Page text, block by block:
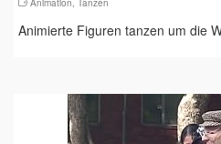
Animation, Tanzen
Animierte Figuren tanzen um die